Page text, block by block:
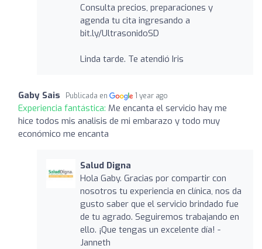
Consulta precios, preparaciones y
agenda tu cita ingresando a
bit.ly/UltrasonidoSD
Linda tarde. Te atendió Iris
Gaby Sais Publicada en 1 year ago
Experiencia fantástica: Me encanta el servicio hay me
hice todos mis analisis de mi embarazo y todo muy
económico me encanta
Salud Digna
Hola Gaby. Gracias por compartir con
nosotros tu experiencia en clínica, nos da
gusto saber que el servicio brindado fue
de tu agrado. Seguiremos trabajando en
ello. ¡Que tengas un excelente día! -
Janneth